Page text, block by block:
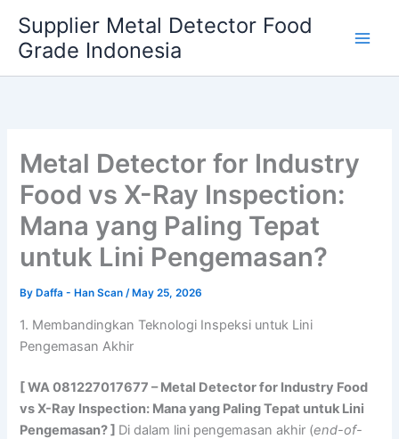
content
Supplier Metal Detector Food
Grade Indonesia
Metal Detector for Industry
Food vs X-Ray Inspection:
Mana yang Paling Tepat
untuk Lini Pengemasan?
By Daffa - Han Scan/ May 25, 2026
1. Membandingkan Teknologi Inspeksi untuk Lini
Pengemasan Akhir
[ WA 081227017677 – Metal Detector for Industry Food
vs X-Ray Inspection: Mana yang Paling Tepat untuk Lini
Pengemasan? ] Di dalam lini pengemasan akhir (end-of-